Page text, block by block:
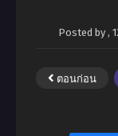
Posted by ,
ตอนก่อน